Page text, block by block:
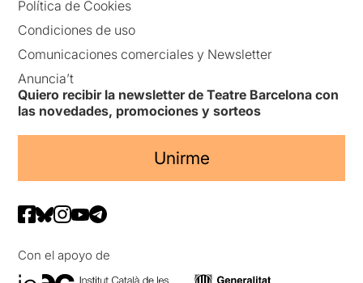
Política de Cookies
Condiciones de uso
Comunicaciones comerciales y Newsletter
Anuncia’t
Quiero recibir la newsletter de Teatre Barcelona con
las novedades, promociones y sorteos
Unirme
Con el apoyo de